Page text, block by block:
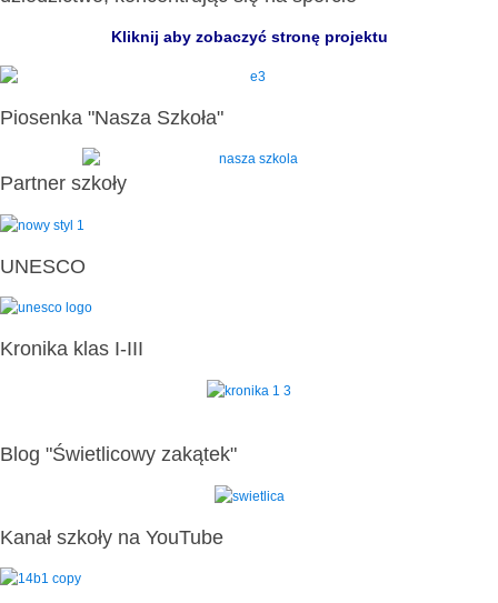
Kliknij aby zobaczyć stronę projektu
Piosenka "Nasza Szkoła"
Partner szkoły
UNESCO
Kronika klas I-III
Blog "Świetlicowy zakątek"
Kanał szkoły na YouTube